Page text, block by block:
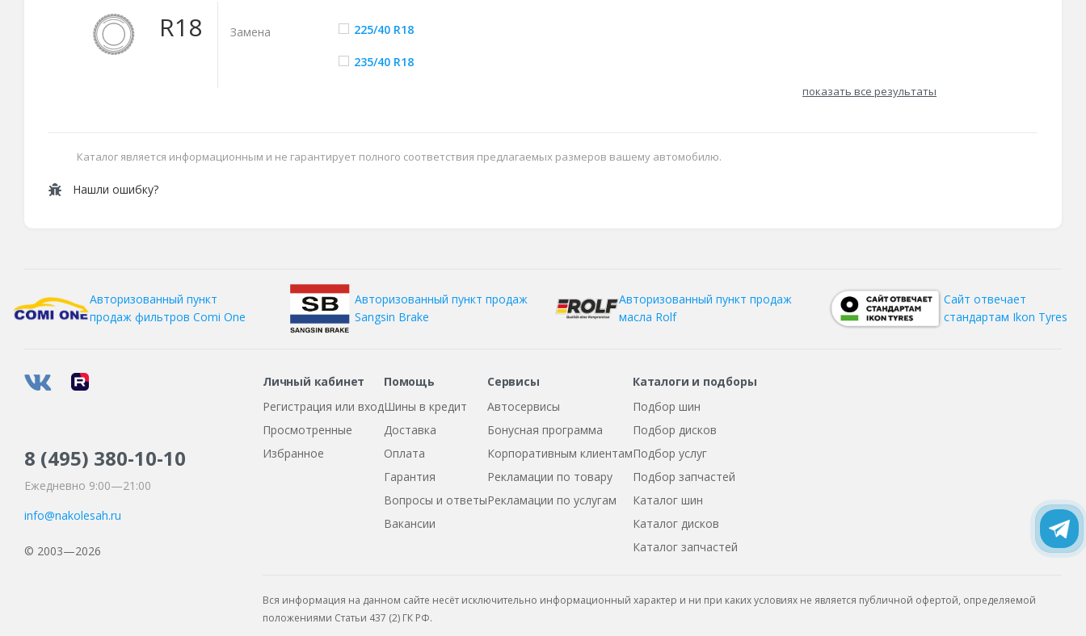
R18 Замена 225/40 R18
235/40 R18
показать все результаты
Каталог является информационным и не гарантирует полного соответствия предлагаемых размеров вашему автомобилю.
Нашли ошибку?
Авторизованный пункт
продаж фильтров Comi One
Авторизованный пункт продаж
Sangsin Brake
Авторизованный пункт продаж
масла Rolf
Сайт отвечает
стандартам Ikon Tyres
8 (495) 380-10-10
Ежедневно 9:00—21:00
info@nakolesah.ru
© 2003—2026
Личный кабинет
Регистрация или вход
Просмотренные
Избранное
Помощь
Шины в кредит
Доставка
Оплата
Гарантия
Вопросы и ответы
Вакансии
Сервисы
Автосервисы
Бонусная программа
Корпоративным клиентам
Рекламации по товару
Рекламации по услугам
Каталоги и подборы
Подбор шин
Подбор дисков
Подбор услуг
Подбор запчастей
Каталог шин
Каталог дисков
Каталог запчастей
Вся информация на данном сайте несёт исключительно информационный характер и ни при каких условиях не является публичной офертой, определяемой
положениями Статьи 437 (2) ГК РФ.